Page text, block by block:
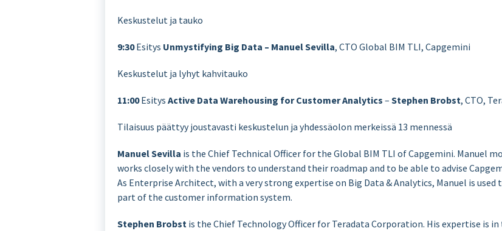
Keskustelut ja tauko
9:30Esitys Unmystifying Big Data – Manuel Sevilla, CTO Global BIM TLI, Capgemini
Keskustelut ja lyhyt kahvitauko
11:00EsitysActive Data Warehousing for Customer Analytics –Stephen Brobst, CTO,
Tilaisuus päättyy joustavasti keskustelun ja yhdessäolon merkeissä 13 mennessä
Manuel Sevilla is the Chief Technical Officer for the Global BIM TLI of Capgemini. Manuel
works closely with the vendors to understand their roadmap and to be able to advise
As Enterprise Architect, with a very strong expertise on Big Data & Analytics, Manuel is
part of the customer information system.
Stephen Brobst is the Chief Technology Officer for Teradata Corporation. His expertise is